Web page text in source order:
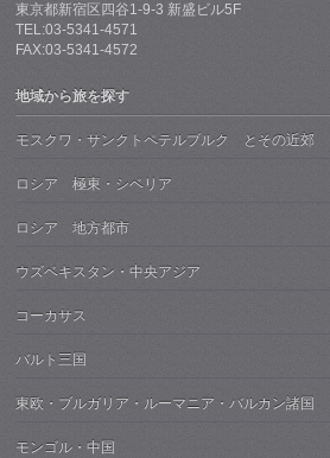
東京都新宿区四谷1-9-3 新盛ビル5F
TEL:03-5341-4571
FAX:03-5341-4572
地域から旅を探す
モスクワ・サンクトペテルブルク とその近郊
ロシア 極東・シベリア
ロシア 地方都市
ウズベキスタン・中央アジア
コーカサス
バルト三国
東欧・ブルガリア・ルーマニア・バルカン諸国
モンゴル・中国